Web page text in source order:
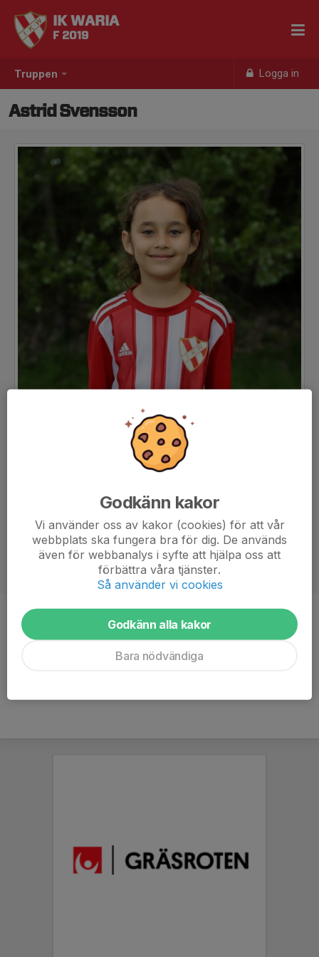
Truppen Logga in
IK WARIA
F 2019
Astrid Svensson
Position
-
Ålder
7 år
Godkänn kakor
Vi använder oss av kakor (cookies) för att vår
webbplats ska fungera bra för dig. De används
även för webbanalys i syfte att hjälpa oss att
förbättra våra tjänster.
Så använder vi cookies
Godkänn alla kakor
Bara nödvändiga